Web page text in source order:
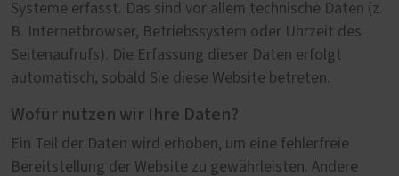
Systeme erfasst. Das sind vor allem technische Daten (z.
B. Internetbrowser, Betriebssystem oder Uhrzeit des
Seitenaufrufs). Die Erfassung dieser Daten erfolgt
automatisch, sobald Sie diese Website betreten.
Wofür nutzen wir Ihre Daten?
Ein Teil der Daten wird erhoben, um eine fehlerfreie
Bereitstellung der Website zu gewährleisten. Andere